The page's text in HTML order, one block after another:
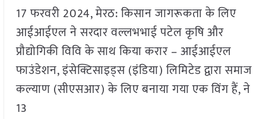
17 फरवरी 2024, मेरठ: किसान जागरूकता के लिए
आईआईएल ने सरदार वल्लभभाई पटेल कृषि और
प्रौद्योगिकी विवि के साथ किया करार – आईआईएल
फाउंडेशन, इंसेक्टिसाइड्स (इंडिया) लिमिटेड द्वारा समाज
कल्याण (सीएसआर) के लिए बनाया गया एक विंग हैं, ने
13